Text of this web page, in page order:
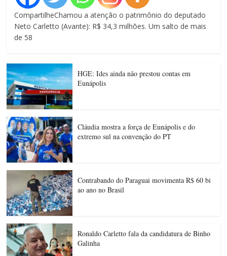
CompartilheChamou a atenção o patrimônio do deputado
Neto Carletto (Avante): R$ 34,3 milhões. Um salto de mais
de 58
HGE: Ides ainda não prestou contas em
Eunápolis
Cláudia mostra a força de Eunápolis e do
extremo sul na convenção do PT
Contrabando do Paraguai movimenta R$ 60 bi
ao ano no Brasil
Ronaldo Carletto fala da candidatura de Binho
Galinha